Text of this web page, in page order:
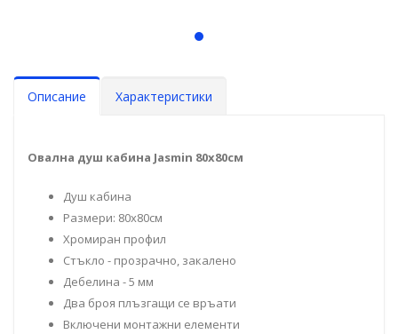
Описание Характеристики
Овална душ кабина Jasmin 80x80см
Душ кабина
Размери: 80х80см
Хромиран профил
Стъкло - прозрачно, закалено
Дебелина - 5 мм
Два броя плъзгащи се връати
Включени монтажни елементи